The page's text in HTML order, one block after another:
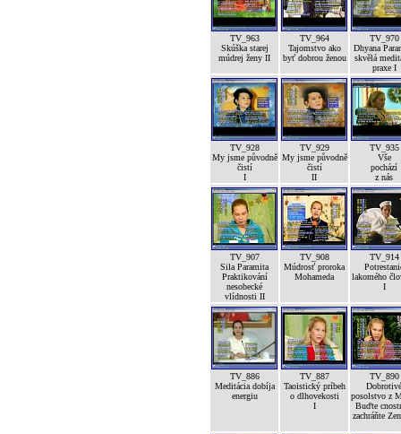
TV_963
Skúška starej
múdrej ženy II
TV_964
Tajomstvo ako
byť dobrou ženou
TV_970
Dhyana
skvělá
praxe I
TV_928
My jsme původně
čistí
I
TV_929
My jsme původně
čistí
II
TV_935
Vše
pochází
z nás
TV_907
Sila Paramita
Praktikování
nesobecké
vlídnosti II
TV_908
Múdrosť proroka
Mohameda
TV_914
lakomého
I
TV_886
Meditácia dobíja
energiu
TV_887
Taoistický príbeh
o dlhovekosti
I
TV_890
Dobrotivé
posolstvo z
Buďte
zachráňte